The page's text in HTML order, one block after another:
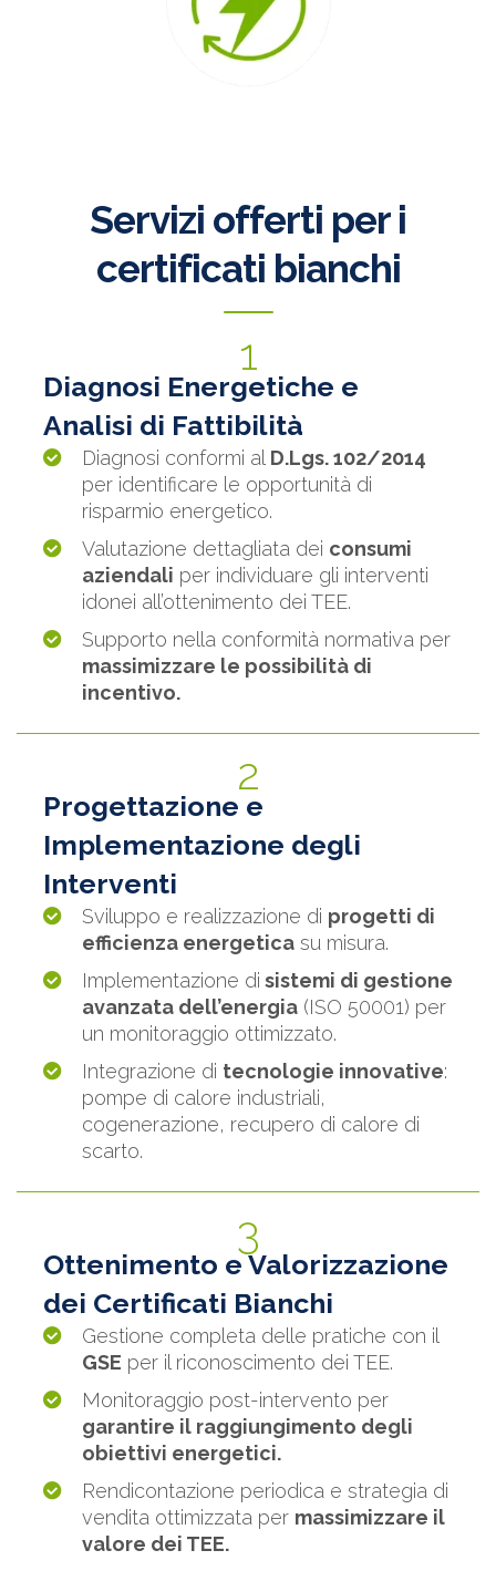
Servizi offerti per i
certificati bianchi
1
Diagnosi Energetiche e
Analisi di Fattibilità
Diagnosi conformi al D.Lgs. 102/2014
per identificare le opportunità di
risparmio energetico.
Valutazione dettagliata dei consumi
aziendali per individuare gli interventi
idonei all’ottenimento dei TEE.
Supporto nella conformità normativa per
massimizzare le possibilità di
incentivo.
2
Progettazione e
Implementazione degli
Interventi
Sviluppo e realizzazione di progetti di
efficienza energetica su misura.
Implementazione di sistemi di gestione
avanzata dell’energia (ISO 50001) per
un monitoraggio ottimizzato.
Integrazione di tecnologie innovative:
pompe di calore industriali,
cogenerazione, recupero di calore di
scarto.
3
Ottenimento e Valorizzazione
dei Certificati Bianchi
Gestione completa delle pratiche con il
GSE per il riconoscimento dei TEE.
Monitoraggio post-intervento per
garantire il raggiungimento degli
obiettivi energetici.
Rendicontazione periodica e strategia di
vendita ottimizzata per massimizzare il
valore dei TEE.